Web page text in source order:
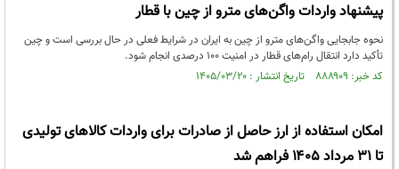
پیشنهاد واردات واگن‌های مترو از چین با قطار
نحوه جابجایی واگن‌های مترو از چین به ایران در شرایط فعلی در حال بررسی است و چین
تأکید دارد انتقال رام‌های قطار در امنیت ۱۰۰ درصدی انجام شود.
کد خبر: ۸۸۸۹۰۹ تاریخ انتشار : ۱۴۰۵/۰۳/۲۰
امکان استفاده از ارز حاصل از صادرات برای واردات کالاهای تولیدی
تا ۳۱ مرداد ۱۴۰۵ فراهم شد